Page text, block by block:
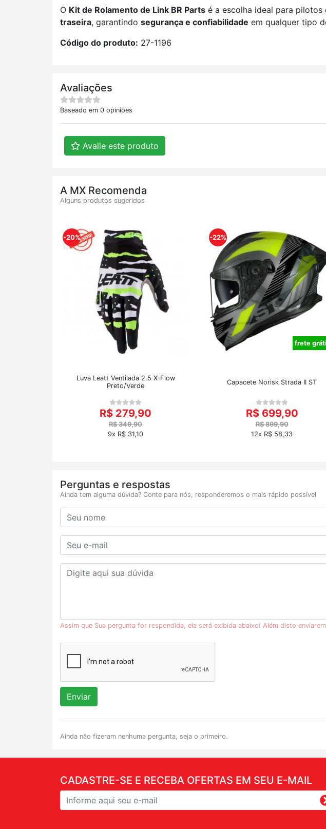
O Kit de Rolamento de Link BR Parts é a escolha ideal para pilotos
traseira, garantindo segurança e confiabilidade em qualquer tipo
Código do produto: 27-1196
Avaliações
Baseado em 0 opiniões
Avalie este produto
A MX Recomenda
Alguns produtos sugeridos
-20%
Luva Leatt Ventilada 2.5 X-Flow
Preto/Verde
R$ 279,90
R$ 349,90
9x R$ 31,10
-22%
frete
Capacete Norisk Strada II ST
R$ 699,90
R$ 899,90
12x R$ 58,33
Perguntas e respostas
Ainda tem alguma dúvida? Conte para nós, responderemos o mais rápido possível
Assim que Sua pergunta for respondida, ela será exibida abaixo! Além disto
Enviar
Ainda não fizeram nenhuma pergunta, seja o primeiro.
CADASTRE-SE E RECEBA OFERTAS EM SEU E-MAIL